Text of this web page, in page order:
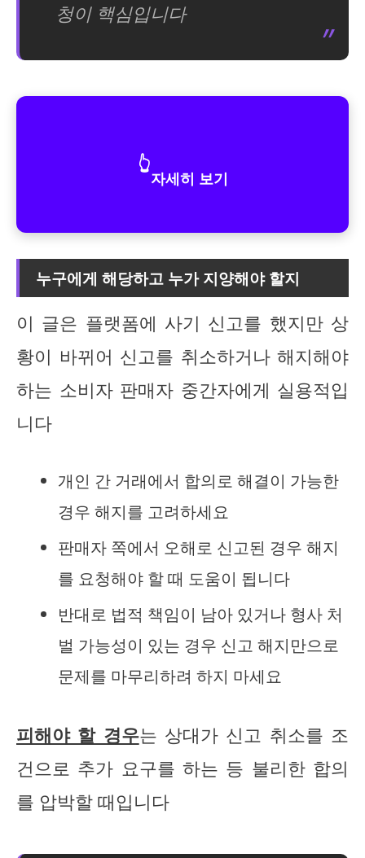
청이 핵심입니다
👆
자세히 보기
누구에게 해당하고 누가 지양해야 할지
이 글은 플랫폼에 사기 신고를 했지만 상
황이 바뀌어 신고를 취소하거나 해지해야
하는 소비자 판매자 중간자에게 실용적입
니다
개인 간 거래에서 합의로 해결이 가능한
경우 해지를 고려하세요
판매자 쪽에서 오해로 신고된 경우 해지
를 요청해야 할 때 도움이 됩니다
반대로 법적 책임이 남아 있거나 형사 처
벌 가능성이 있는 경우 신고 해지만으로
문제를 마무리하려 하지 마세요
피해야 할 경우는 상대가 신고 취소를 조
건으로 추가 요구를 하는 등 불리한 합의
를 압박할 때입니다